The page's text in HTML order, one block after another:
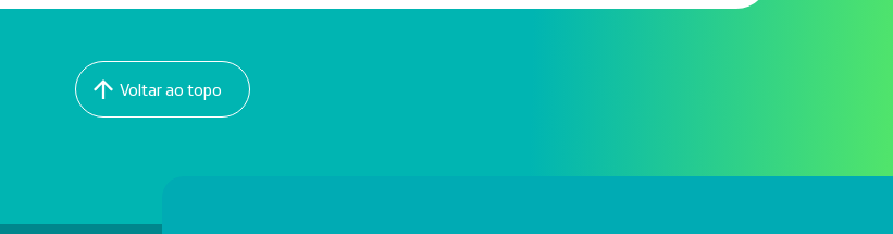
Voltar ao topo